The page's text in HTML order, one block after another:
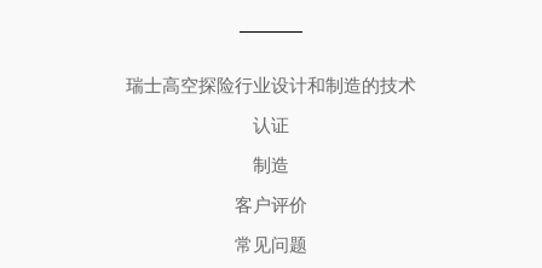
瑞士高空探险行业设计和制造的技术
认证
制造
客户评价
常见问题